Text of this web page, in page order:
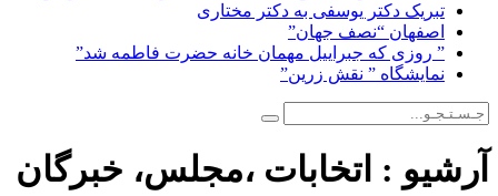
تبریک دکتر یوسفی به دکتر مختاری
اصفهان “نصف جهان”
” روزی که جبراییل مهمان خانه حضرت فاطمه شد”
نمایشگاه ” نقش زرین”
آرشیو : اتخابات ،مجلس، خبرگان